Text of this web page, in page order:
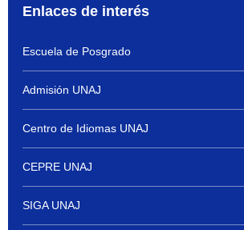
Enlaces de interés
Escuela de Posgrado
Admisión UNAJ
Centro de Idiomas UNAJ
CEPRE UNAJ
SIGA UNAJ